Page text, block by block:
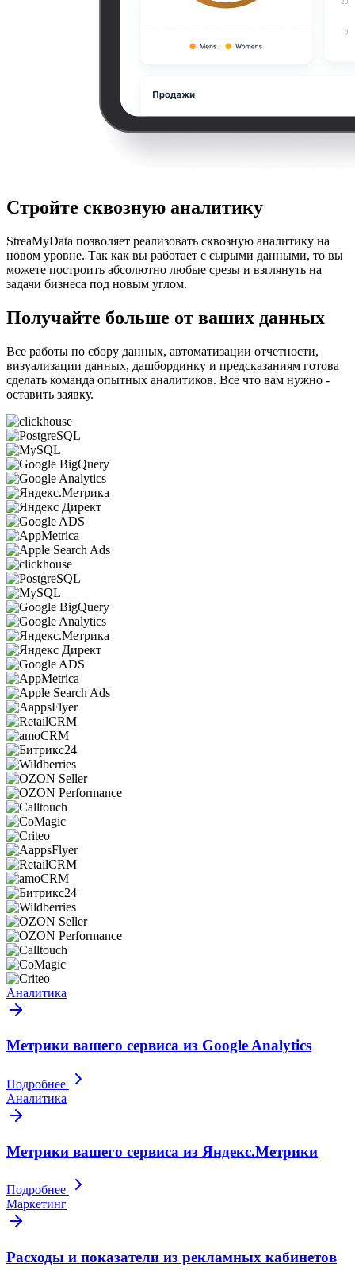
Стройте сквозную аналитику
StreaMyData позволяет реализовать сквозную аналитику на
новом уровне. Так как вы работает с сырыми данными, то вы
можете построить абсолютно любые срезы и взглянуть на
задачи бизнеса под новым углом.
Получайте больше от ваших данных
Все работы по сбору данных, автоматизации отчетности,
визуализации данных, дашбординку и предсказаниям готова
сделать команда опытных аналитиков. Все что вам нужно -
оставить заявку.
Аналитика
Метрики вашего сервиса из Google Analytics
Подробнее
Аналитика
Метрики вашего сервиса из Яндекс.Метрики
Подробнее
Маркетинг
Расходы и показатели из рекламных кабинетов